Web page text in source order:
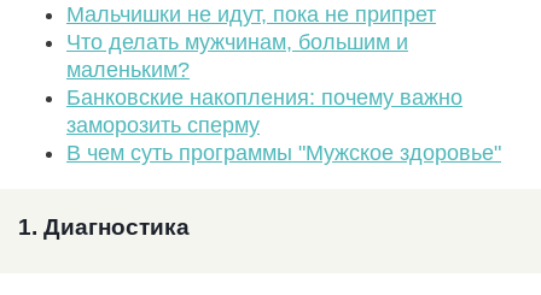
Мальчишки не идут, пока не припрет
Что делать мужчинам, большим и
маленьким?
Банковские накопления: почему важно
заморозить сперму
В чем суть программы "Мужское здоровье"
1. Диагностика